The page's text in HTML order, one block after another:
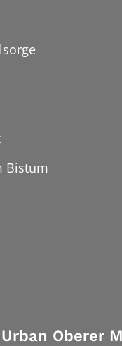
Bistum
Oberer